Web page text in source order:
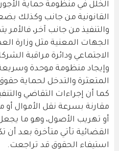
الخلل في منظومة حماية
القانونية من جانب وكذلك
والتنفيذ من جانب آخر، فالأمر
الجهات المعنية مثل وزارة
الاجتماعي ودائرة مراقبة
وإيجاد منظومة موحدة
المتعثرة والتدخل لحماية
كما أن إجراءات التقاضي
مقارنة بسرعة نقل الأموال
أو تهريب الأصول، وهو ما
القضائية تأتي متأخرة بعد أن
استيفاء الحقوق قد تراجعت.